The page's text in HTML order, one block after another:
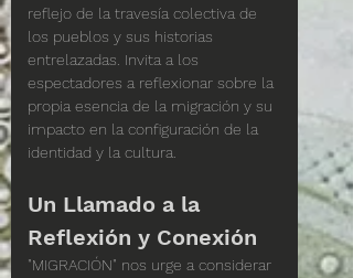
reflejo de la travesía colectiva de
los pueblos y sus historias
entrelazadas. Invita a los
espectadores a reflexionar sobre la
propia esencia de la migración y su
impacto en la configuración de la
identidad y la cultura.
Un Llamado a la
Reflexión y Conexión
"MIGRACIÓN" nos urge a considerar